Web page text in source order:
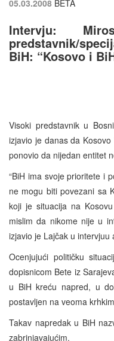
05.03.2008 BETA
Intervju:
predstavnik/
BiH: “Kosovo i
Visoki predstavnik u
izjavio je danas da
ponovio da nijedan entitet
“BiH ima svoje prioritete i
ne mogu biti povezani sa
koji je situacija na
mislim da nikome nije u
izjavio je Lajčak u intervjuu
Ocenjujući političku
dopisnicom Bete iz
u BiH kreću napred, u
postavljen na veoma
Takav napredak u BiH
zabrinjavajućim.